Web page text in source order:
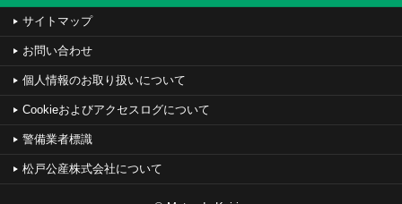
サイトマップ
お問い合わせ
個人情報のお取り扱いについて
Cookieおよびアクセスログについて
警備業者標識
松戸公産株式会社について